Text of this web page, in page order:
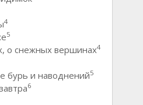
4
5
о снежных вершинах4
бурь и наводнений5
6